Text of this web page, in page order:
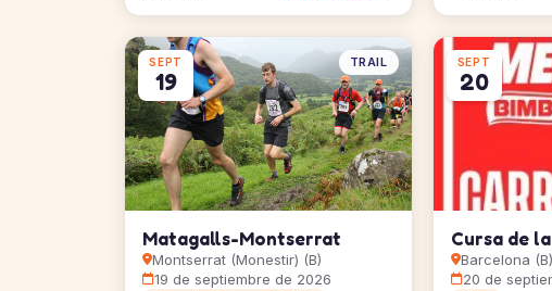
SEPT
19
TRAIL
Matagalls-Montserrat
Montserrat (Monestir) (B)
19 de septiembre de 2026
SEPT
20
Cursa de
Barcelona (B)
20 de